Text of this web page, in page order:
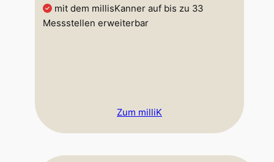
mit dem millisKanner auf bis zu 33
Messstellen erweiterbar
Zum milliK